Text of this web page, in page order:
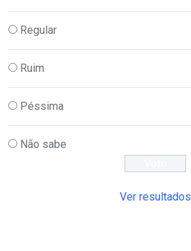
Regular
Ruim
Péssima
Não sabe
Ver resultados